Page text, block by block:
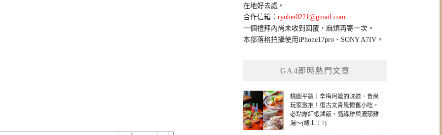
在地好去處。
合作信箱：ryohei0221@gmail.com
一個禮拜內尚未收到回覆，麻煩再寄一次。
本部落格拍攝使用iPhone17pro、SONY A7IV。
GA4即時熱門文章
桃園平鎮｜辛梅阿嬤的味道．食尚
玩家激推！復古文青風懷舊小吃，
必點爆紅蝦滷飯、隨緣雞與濃郁雞
湯～(線上：7)